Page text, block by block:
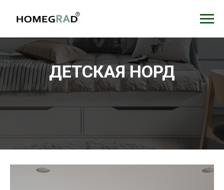
ДЕТСКАЯ НОРД